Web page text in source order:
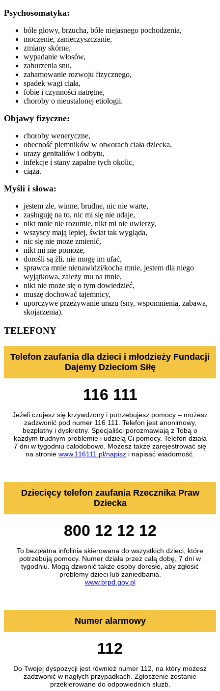
Psychosomatyka:
bóle głowy, brzucha, bóle niejasnego pochodzenia,
moczenie, zanieczyszczanie,
zmiany skórne,
wypadanie włosów,
zaburzenia snu,
zahamowanie rozwoju fizycznego,
spadek wagi ciała,
fobie i czynności natrętne,
choroby o nieustalonej etiologii.
Objawy fizyczne:
choroby weneryczne,
obecność plemników w otworach ciała dziecka,
urazy genitaliów i odbytu,
infekcje i stany zapalne tych okolic,
ciąża.
Myśli i słowa:
jestem złe, winne, brudne, nic nie warte,
zasługuję na to, nic mi się nie udaje,
nikt mnie nie rozumie, nikt mi nie uwierzy,
wszyscy mają lepiej, świat tak wygląda,
nic się nie może zmienić,
nikt mi nie pomoże,
dorośli są źli, nie mogę im ufać,
sprawca mnie nienawidzi/kocha mnie, jestem dla niego
wyjątkowa, zależy mu na mnie,
nikt nie może się o tym dowiedzieć,
muszę dochować tajemnicy,
uporczywe przeżywanie urazu (sny, wspomnienia, zabawa,
skojarzenia).
TELEFONY
Telefon zaufania dla dzieci i młodzieży Fundacji
Dajemy Dzieciom Siłę
116 111
Jeżeli czujesz się krzywdzony i potrzebujesz pomocy – możesz
zadzwonić pod numer 116 111. Telefon jest anonimowy,
bezpłatny i dyskretny. Specjaliści porozmawiają z Tobą o
każdym trudnym problemie i udzielą Ci pomocy. Telefon działa
7 dni w tygodniu całodobowo. Możesz także zarejestrować się
na stronie www.116111.pl/napisz i napisać wiadomość.
Dziecięcy telefon zaufania Rzecznika Praw
Dziecka
800 12 12 12
To bezpłatna infolinia skierowana do wszystkich dzieci, które
potrzebują pomocy. Numer działa przez całą dobę, 7 dni w
tygodniu. Mogą dzwonić także osoby dorosłe, aby zgłosić
problemy dzieci lub zaniedbania.
www.brpd.gov.pl
Numer alarmowy
112
Do Twojej dyspozycji jest również numer 112, na który możesz
zadzwonić w nagłych przypadkach. Zgłoszenie zostanie
przekierowane do odpowiednich służb.